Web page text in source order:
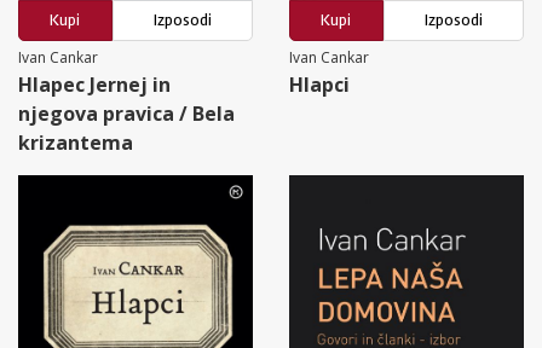
Kupi
Izposodi
Ivan Cankar
Hlapec Jernej in
njegova pravica / Bela
krizantema
Kupi
Izposodi
Ivan Cankar
Hlapci